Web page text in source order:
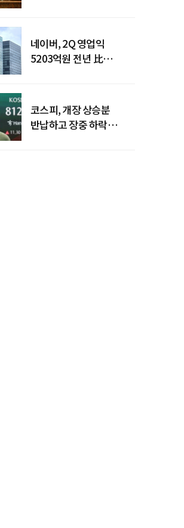
네이버, 2Q 영업익
5203억원 전년 比
코스피, 개장 상승분
반납하고 장중 하락